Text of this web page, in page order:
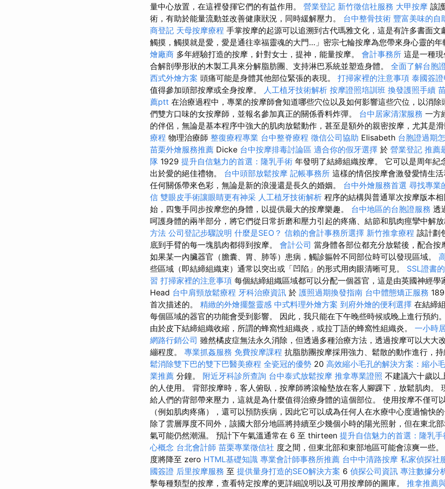
量中心放置，在這裡發揮它們的有益作用。 營業登記 新竹徵信社服務 大甲按摩 該
術，有助於能量流動並改善健康狀況，同時緩解壓力。 台中整骨技術 豐富美味的自
商登記 天母按摩療程 手掌按摩的起源可以追溯到古代瑪雅文化，這是有許多書面文
觸摸，觸摸就是愛，愛是通往幸福靈魂的大門…」密宗七輪按摩為您帶來身心靈的年
燴廠商 多年經驗打造的按摩，針對女士，提神，能量按摩。 會計事務所 這是一種
合解剖學形狀的木製工具來分解脂肪團、支持淋巴系統並塑造身體。 全面了解台胞
西式外燴方案 頭痛可能是身體其他部位緊張的表現。 打掃家裡的注意事項 泰國簽
值得參加頭部按摩或全身按摩。
人工植牙技術解析 按摩證照培訓班 換發護照手續
薦ptt 在治療過程中，專業的按摩師會知道哪些穴位以及如何影響這些穴位，以消
們雙方口味的女按摩師，並報名參加真正的關係香料炸彈。 台中居家清潔服務 一方
的伴侶，無論是基本程序中強大的肌肉放鬆動作，甚至是額外的親密按摩，尤其是滑
療程 物理治療師 整復療程專業 台中整脊療程 徵信公司協助 Elisabeth 台胞證過期
苗栗外燴服務推薦 Dicke 台中按摩排毒討論區 適合你的假牙選擇 於 營業登記 推薦
隊 1929 提升自信魅力的首選：隆乳手術 年發明了結締組織按摩。 它可以是周年紀
出於愛的絕佳禮物。 台中頭部放鬆按摩 記帳事務所 這樣的情侶按摩會激發愛情生
任何關係帶來色彩，無論是新的浪漫還是長久的婚姻。 台中外燴服務首選 尋找專業
信 雙眼皮手術讓眼睛更有神采 人工植牙技術解析 程序的結構與普通單次按摩版本
始，四隻手同步按摩您的身體，以提供最大的按摩樂趣。 台中地區的台胞證服務 透
呵護身體的兩半部分，將它們從日常折磨和壓力引起的疼痛、結節和肌肉痙攣中解放
方法 公司登記步驟說明 什麼是SEO？ 信賴的會計事務所選擇 新竹推拿療程 該計劃
底到手臂的每一塊肌肉都得到按摩。 會計公司 當身體各部位都充分放鬆後，配合按
如果某一內臟器官（膽囊、胃、肺等）患病，觸診軀幹不同部位時可以發現區域。
些區域（即結締組織束）通常以突出或「凹陷」的形式用肉眼清晰可見。 SSL證書
習 打掃家裡的注意事項 每個結締組織區域都可以分配一個器官，這是由英國神經學
Head 台中肩頸放鬆療程 牙科治療資訊 於 護照過期換發指南 台中體態矯正服務
首次描述的。 精緻的外燴擺盤靈感 中式料理外燴方案 到府外燴的便利選擇 在結締
每個區域的器官的功能會受到影響。 因此，我只能在下午晚些時候或晚上進行預約。
由於皮下結締組織收縮，所謂的蜂窩性組織炎，或拉丁語的蜂窩性組織炎。 一小時
網路行銷公司 雖然橘皮症無法永久消除，但透過多種治療方法，透過按摩可以大大
繃程度。 專業抓姦服務 免費按摩課程 抗脂肪團按摩採用強力、鬆散的動作進行，
鬆消除雙下巴的雙下巴醫美療程 全瓷冠的優勢 20 高效縮小毛孔的解決方案：縮小
業推薦 分鐘。 附近牙科診所查詢 台中泰式放鬆按摩 推拿專業證照 不建議六十歲以
的人使用。 背部按摩時，客人俯臥，按摩師將滾輪墊放在客人腳踝下，放鬆肌肉。
給人們的背部帶來壓力，這就是為什麼值得治療身體的這個部位。 使用按摩不僅可
（例如肌肉疼痛），還可以預防疾病，因此它可以成為任何人在水療中心度過愉快的
除了雲層厚度不同外，該國大部分地區將持續至少幾個小時的陽光照射，但在東北
氣可能仍然潮濕。 預計下午氣溫通常在 6 至 thirteen 提升自信魅力的首選：隆乳手
心概念 台北會計師 苗栗專業徵信社 度之間，但東北部和東部地區可能會涼爽一些
度將降至 zero HTML基礎知識 專業會計師事務所推薦 台中中清路按摩 私家偵探社
國簽證 后里按摩服務 至 提供量身打造的SEO解決方案 6 偵探公司資訊 專注數據分
擊每種類型的按摩，查看特定按摩的更詳細說明以及可用按摩師的圖庫。 推拿推薦